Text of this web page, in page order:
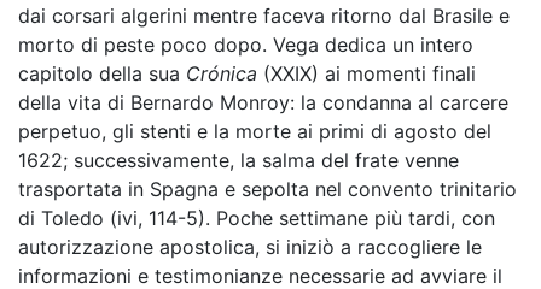
dai corsari algerini mentre faceva ritorno dal Brasile e
morto di peste poco dopo. Vega dedica un intero
capitolo della sua Crónica (XXIX) ai momenti finali
della vita di Bernardo Monroy: la condanna al carcere
perpetuo, gli stenti e la morte ai primi di agosto del
1622; successivamente, la salma del frate venne
trasportata in Spagna e sepolta nel convento trinitario
di Toledo (ivi, 114-5). Poche settimane più tardi, con
autorizzazione apostolica, si iniziò a raccogliere le
informazioni e testimonianze necessarie ad avviare il